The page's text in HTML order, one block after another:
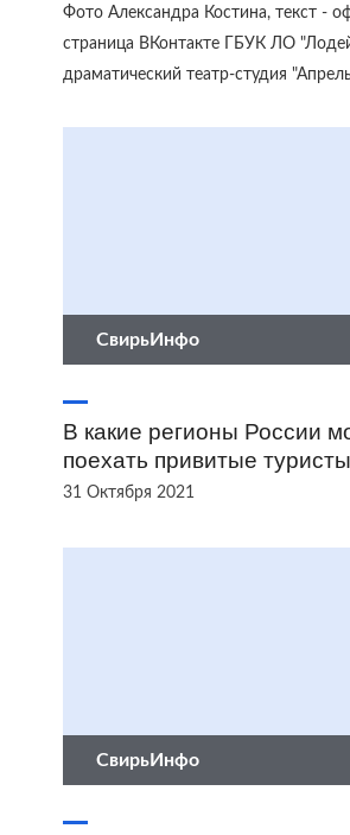
Фото Александра Костина, текст -
страница ВКонтакте ГБУК ЛО
драматический театр-студия
СвирьИнфо
В какие регионы России
поехать привитые
31 Октября 2021
СвирьИнфо